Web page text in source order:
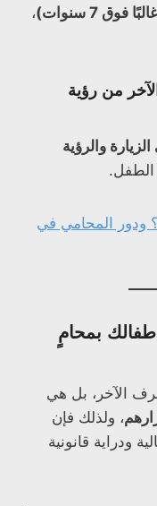
7 سنوات)
،
من رؤية
والرؤية
الطفل.
ودور المحامي في
بمحامٍ
الآخر، بل هي
، ولذلك فإن
ودراية قانونية